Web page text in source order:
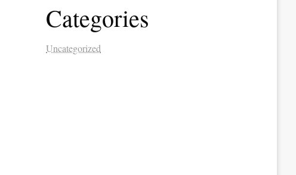
Categories
Uncategorized